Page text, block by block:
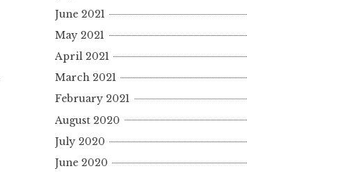
June 2021
May 2021
April 2021
March 2021
February 2021
August 2020
July 2020
June 2020